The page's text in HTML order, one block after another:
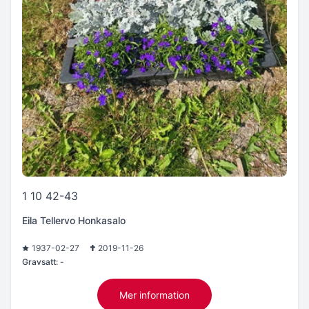
1 10 42-43
Eila Tellervo Honkasalo
1937-02-27
2019-11-26
Gravsatt: -
Mer information